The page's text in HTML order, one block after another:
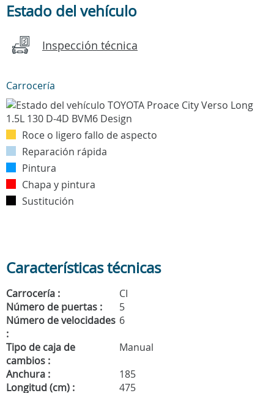
Estado del vehículo
Inspección técnica
Carrocería
Roce o ligero fallo de aspecto
Reparación rápida
Pintura
Chapa y pintura
Sustitución
Características técnicas
Carrocería :
CI
Número de puertas :
5
Número de velocidades
:
6
Tipo de caja de
cambios :
Manual
Anchura :
185
Longitud (cm) :
475